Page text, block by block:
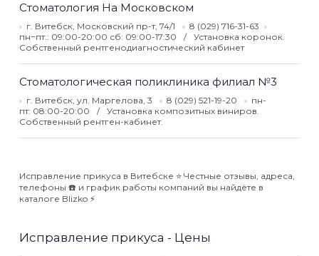
Стоматология На Московском
г. Витебск, Московский пр-т, 74/1
8 (029) 716-31-63
пн−пт.: 09:00-20:00 сб: 09:00-17:30
Установка коронок.
Собственный рентгенодиагностический кабинет
Стоматологическая поликлиника филиал №3
г. Витебск, ул. Маргелова, 3 8 (029) 521-19-20
пн-
пт: 08:00-20:00
Установка композитных виниров.
Собственный рентген-кабинет.
Исправление прикуса в Витебске ⭐️ Честные отзывы, адреса,
телефоны ☎️ и график работы компаний вы найдёте в
каталоге Blizko ⚡️
Исправление прикуса - Цены